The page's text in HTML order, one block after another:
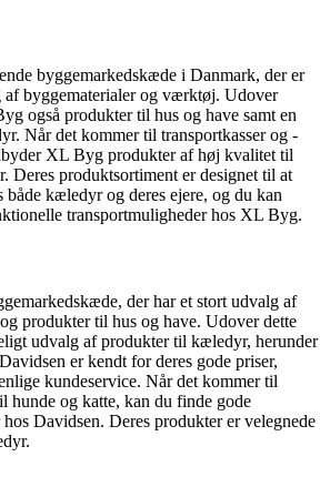
byggemarkedskæde i Danmark, der er
af byggematerialer og værktøj. Udover
også produkter til hus og have samt en
Når det kommer til transportkasser og -
XL Byg produkter af høj kvalitet til
Deres produktsortiment er designet til at
både kæledyr og deres ejere, og du kan
transportmuligheder hos XL Byg.
der har et stort udvalg af
produkter til hus og have. Udover dette
udvalg af produkter til kæledyr, herunder
er kendt for deres gode priser,
kundeservice. Når det kommer til
hunde og katte, kan du finde gode
Davidsen. Deres produkter er velegnede